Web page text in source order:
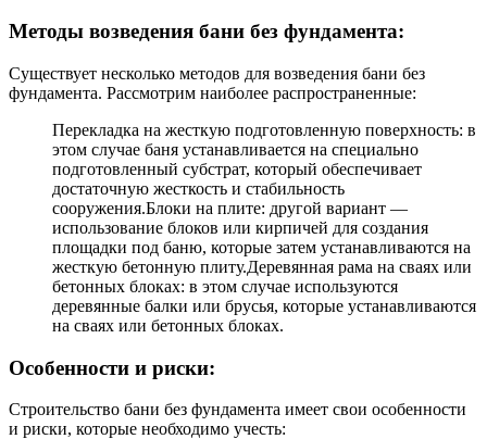
Методы возведения бани без фундамента:
Существует несколько методов для возведения бани без
фундамента. Рассмотрим наиболее распространенные:
Перекладка на жесткую подготовленную поверхность: в
этом случае баня устанавливается на специально
подготовленный субстрат, который обеспечивает
достаточную жесткость и стабильность
сооружения.Блоки на плите: другой вариант —
использование блоков или кирпичей для создания
площадки под баню, которые затем устанавливаются на
жесткую бетонную плиту.Деревянная рама на сваях или
бетонных блоках: в этом случае используются
деревянные балки или брусья, которые устанавливаются
на сваях или бетонных блоках.
Особенности и риски:
Строительство бани без фундамента имеет свои особенности
и риски, которые необходимо учесть: